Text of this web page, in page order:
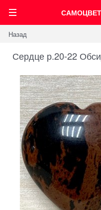
Назад
Сердце р.20-22